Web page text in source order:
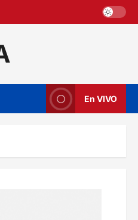
En VIVO